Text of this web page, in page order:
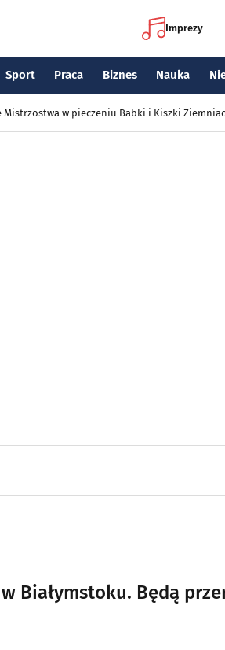
Imprezy
Sport Praca Biznes Nauka
Mistrzostwa w pieczeniu Babki i Kiszki
Białymstoku. Będą